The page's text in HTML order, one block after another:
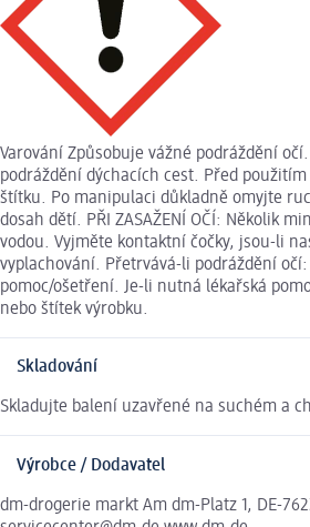
Varování Způsobuje vážné podráždění
podráždění dýchacích cest. Před
štítku. Po manipulaci důkladně omyjte
dosah dětí. PŘI ZASAŽENÍ OČÍ: Několik
vodou. Vyjměte kontaktní čočky, jsou-li
vyplachování. Přetrvává-li podráždění
pomoc/ošetření. Je-li nutná lékařská
nebo štítek výrobku.
Skladování
Skladujte balení uzavřené na suchém a
Výrobce / Dodavatel
dm-drogerie markt Am dm-Platz 1, DE-